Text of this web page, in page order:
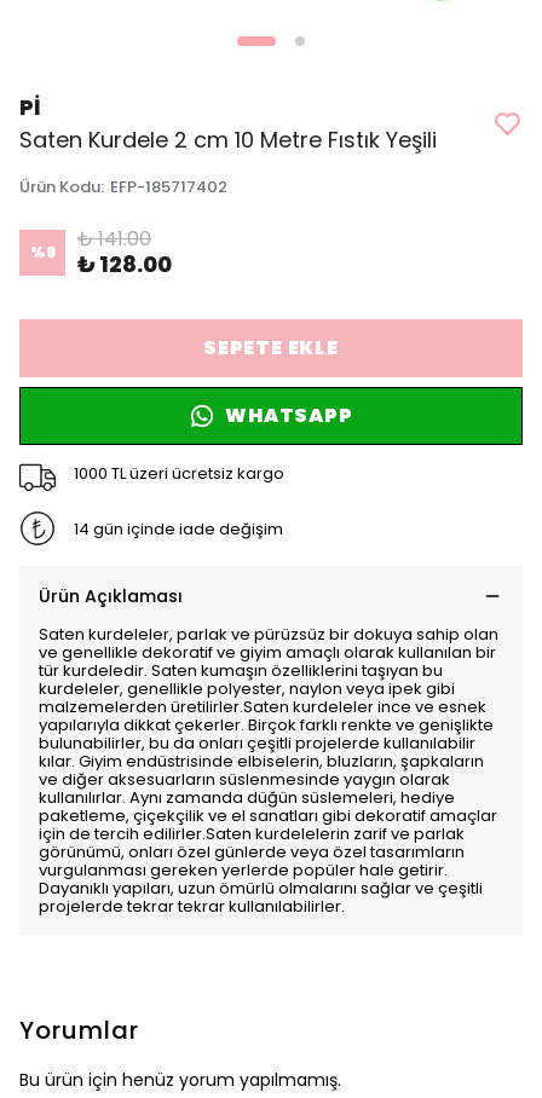
Pİ
Saten Kurdele 2 cm 10 Metre Fıstık Yeşili
Ürün Kodu: EFP-185717402
%9 ₺ 141.00
₺ 128.00
SEPETE EKLE
WHATSAPP
1000 TL üzeri ücretsiz kargo
14 gün içinde iade değişim
Ürün Açıklaması
Saten kurdeleler, parlak ve pürüzsüz bir dokuya sahip olan
ve genellikle dekoratif ve giyim amaçlı olarak kullanılan bir
tür kurdeledir. Saten kumaşın özelliklerini taşıyan bu
kurdeleler, genellikle polyester, naylon veya ipek gibi
malzemelerden üretilirler.Saten kurdeleler ince ve esnek
yapılarıyla dikkat çekerler. Birçok farklı renkte ve genişlikte
bulunabilirler, bu da onları çeşitli projelerde kullanılabilir
kılar. Giyim endüstrisinde elbiselerin, bluzların, şapkaların
ve diğer aksesuarların süslenmesinde yaygın olarak
kullanılırlar. Aynı zamanda düğün süslemeleri, hediye
paketleme, çiçekçilik ve el sanatları gibi dekoratif amaçlar
için de tercih edilirler.Saten kurdelelerin zarif ve parlak
görünümü, onları özel günlerde veya özel tasarımların
vurgulanması gereken yerlerde popüler hale getirir.
Dayanıklı yapıları, uzun ömürlü olmalarını sağlar ve çeşitli
projelerde tekrar tekrar kullanılabilirler.
Yorumlar
Bu ürün için henüz yorum yapılmamış.